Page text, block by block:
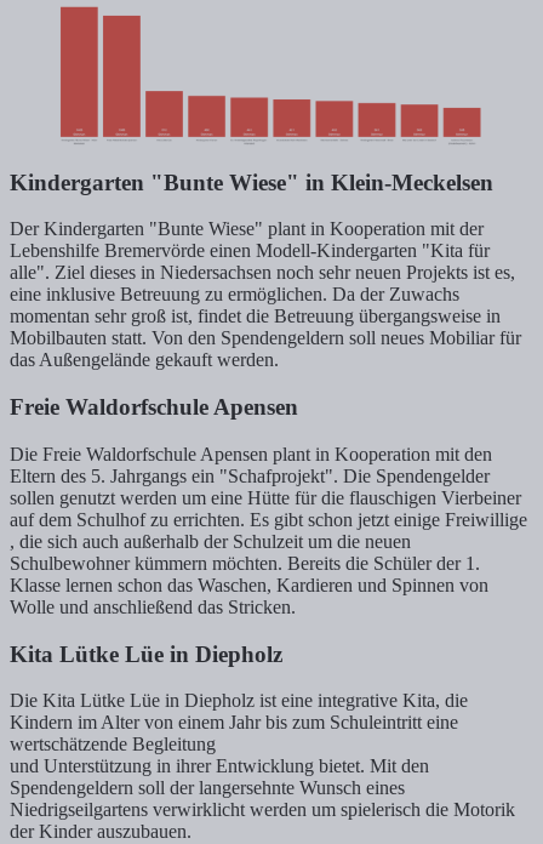
Kindergarten "Bunte Wiese" in Klein-Meckelsen
Der Kindergarten "Bunte Wiese" plant in Kooperation mit der
Lebenshilfe Bremervörde einen Modell-Kindergarten "Kita für
alle". Ziel dieses in Niedersachsen noch sehr neuen Projekts ist es,
eine inklusive Betreuung zu ermöglichen. Da der Zuwachs
momentan sehr groß ist, findet die Betreuung übergangsweise in
Mobilbauten statt. Von den Spendengeldern soll neues Mobiliar für
das Außengelände gekauft werden.
Freie Waldorfschule Apensen
Die Freie Waldorfschule Apensen plant in Kooperation mit den
Eltern des 5. Jahrgangs ein "Schafprojekt". Die Spendengelder
sollen genutzt werden um eine Hütte für die flauschigen Vierbeiner
auf dem Schulhof zu errichten. Es gibt schon jetzt einige Freiwillige
, die sich auch außerhalb der Schulzeit um die neuen
Schulbewohner kümmern möchten. Bereits die Schüler der 1.
Klasse lernen schon das Waschen, Kardieren und Spinnen von
Wolle und anschließend das Stricken.
Kita Lütke Lüe in Diepholz
Die Kita Lütke Lüe in Diepholz ist eine integrative Kita, die
Kindern im Alter von einem Jahr bis zum Schuleintritt eine
wertschätzende Begleitung
und Unterstützung in ihrer Entwicklung bietet. Mit den
Spendengeldern soll der langersehnte Wunsch eines
Niedrigseilgartens verwirklicht werden um spielerisch die Motorik
der Kinder auszubauen.